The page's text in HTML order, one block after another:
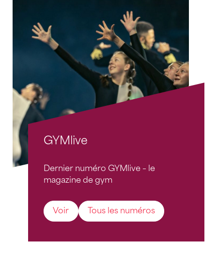
GYMlive
Dernier numéro GYMlive – le
magazine de gym
Voir Tous les numéros